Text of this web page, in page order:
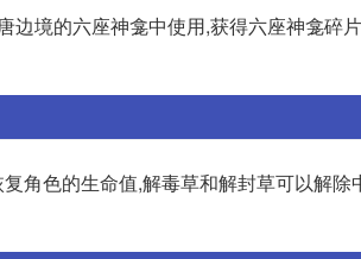
边境的六座神龛中使用,获得六座神龛碎
角色的生命值,解毒草和解封草可以解除